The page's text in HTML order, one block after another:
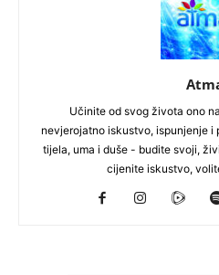
Učinite od svog života ono
nevjerojatno iskustvo, ispunjenje
tijela, uma i duše - budite svoji,
cijenite iskustvo,